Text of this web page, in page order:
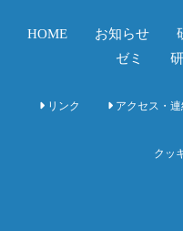
HOME お知らせ
ゼミ
リンク アクセス・連
クッ